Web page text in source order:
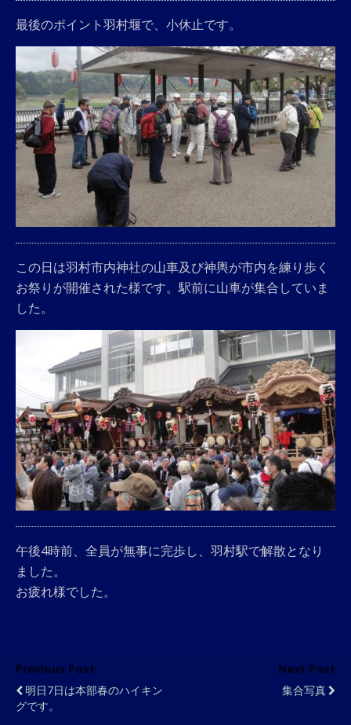
最後のポイント羽村堰で、小休止です。
この日は羽村市内神社の山車及び神輿が市内を練り歩く
お祭りが開催された様です。駅前に山車が集合していま
した。
午後4時前、全員が無事に完歩し、羽村駅で解散となり
ました。
お疲れ様でした。
Previous Post
明日7日は本部春のハイキン
グです。
Next Post
集合写真